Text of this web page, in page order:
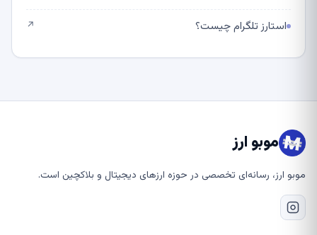
استارز تلگرام چیست؟ ↗
موبو ارز
موبو ارز، رسانه‌ای تخصصی در حوزه ارزهای دیجیتال و بلاکچین است.